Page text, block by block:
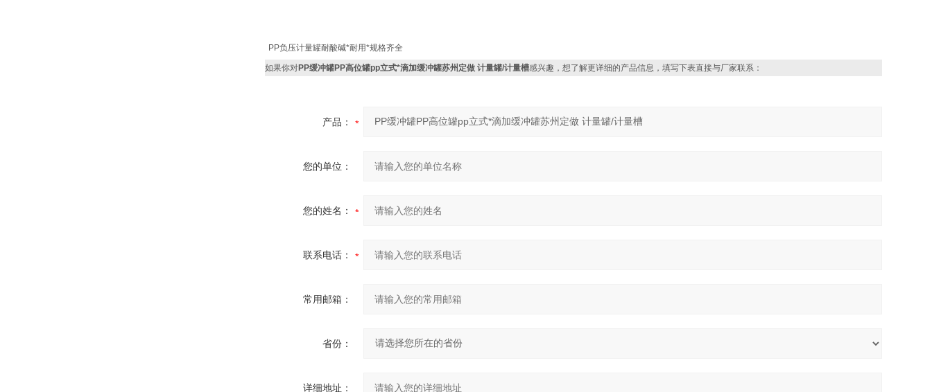
PP负压计量罐耐酸碱*耐用*规格齐全
如果你对PP缓冲罐PP高位罐pp立式*滴加缓冲罐苏州定做 计量罐/计量槽感兴趣，想了解更详细的产品信息，填写下表直接与厂家联系：
产品：
您的单位：
您的姓名：
联系电话：
常用邮箱：
省份：
详细地址：